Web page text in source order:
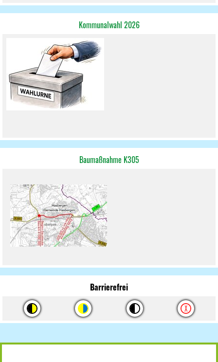
Kommunalwahl 2026
Baumaßnahme K305
Barrierefrei